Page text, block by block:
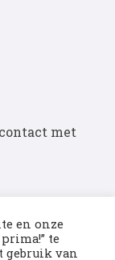
contact met
en onze
te
gebruik van